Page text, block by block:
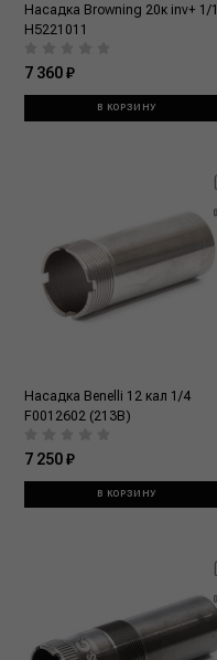
Насадка Browning 20к inv+ 1/1
H5221011
7 360 ₽
В КОРЗИНУ
Насадка Benelli 12 кал 1/4
F0012602 (213B)
7 250 ₽
В КОРЗИНУ